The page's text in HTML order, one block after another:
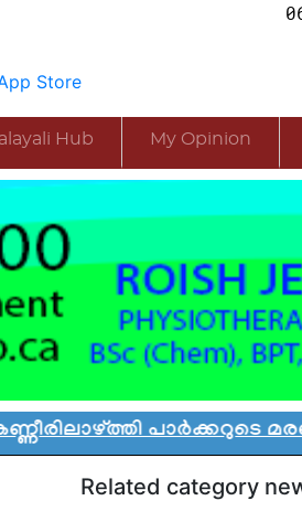
Hub My Opinion
പാർക്കറുടെ മരണം;
Related category